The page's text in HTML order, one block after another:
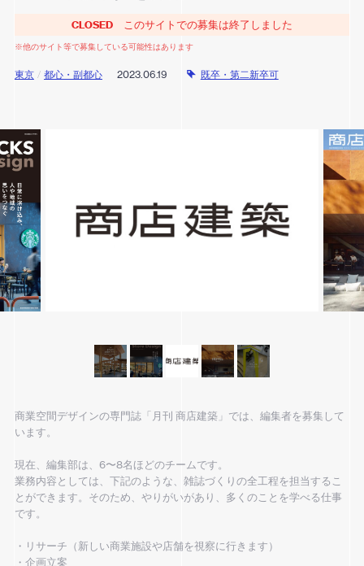
CLOSED このサイトでの募集は終了しました
※他のサイト等で募集している可能性はあります
東京 / 都心・副都心 2023.06.19 既卒・第二新卒可
商業空間デザインの専門誌「月刊 商店建築」では、編集者を募集して
います。
現在、編集部は、6〜8名ほどのチームです。
業務内容としては、下記のような、雑誌づくりの全工程を担当するこ
とができます。そのため、やりがいがあり、多くのことを学べる仕事
です。
・リサーチ（新しい商業施設や店舗を視察に行きます）
・企画立案